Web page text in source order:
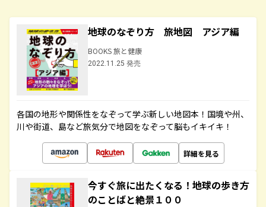
地球のなぞり方 旅地図 アジア編
BOOKS 旅と健康
2022.11.25 発売
各国の地形や関係性をなぞって学ぶ新しい地図本！国境や州、
川や街道、島など旅気分で地図をなぞって脳もイキイキ！
詳細を見る
今すぐ旅に出たくなる！地球の歩き方
のことばと絶景１００